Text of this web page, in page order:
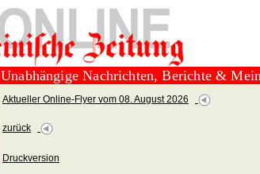
Unabhängige Nachrichten, Berichte &
Aktueller Online-Flyer vom 08. August 2026
zurück
Druckversion